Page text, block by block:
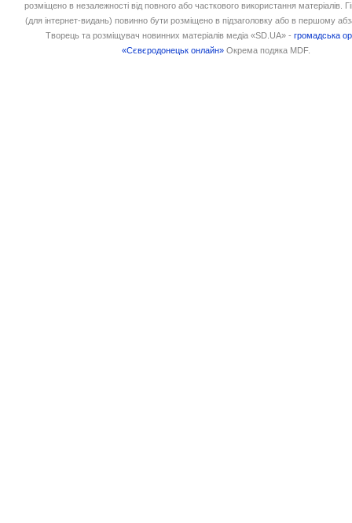
розміщено в незалежності від повного або часткового використання матеріалів.
(для інтернет-видань) повинно бути розміщено в підзаголовку або в першому
Творець та розміщувач новинних матеріалів медіа «SD.UA» -громадська
«Сєвєродонецьк онлайн» Окрема подяка MDF.